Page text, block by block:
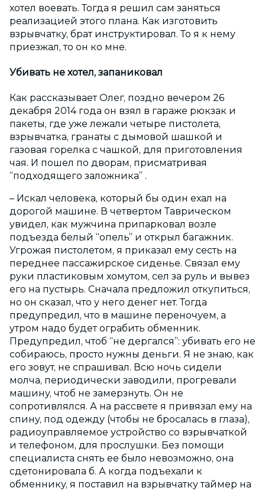
хотел воевать. Тогда я решил сам заняться
реализацией этого плана. Как изготовить
взрывчатку, брат инструктировал. То я к нему
приезжал, то он ко мне.
Убивать не хотел, запаниковал
Как рассказывает Олег, поздно вечером 26
декабря 2014 года он взял в гараже рюкзак и
пакеты, где уже лежали четыре пистолета,
взрывчатка, гранаты с дымовой шашкой и
газовая горелка с чашкой, для приготовления
чая. И пошел по дворам, присматривая
“подходящего заложника” .
– Искал человека, который бы один ехал на
дорогой машине. В четвертом Таврическом
увидел, как мужчина припарковал возле
подъезда белый “опель” и открыл багажник.
Угрожая пистолетом, я приказал ему сесть на
переднее пассажирское сиденье. Связал ему
руки пластиковым хомутом, сел за руль и вывез
его на пустырь. Сначала предложил откупиться,
но он сказал, что у него денег нет. Тогда
предупредил, что в машине переночуем, а
утром надо будет ограбить обменник.
Предупредил, чтоб “не дергался”: убивать его не
собираюсь, просто нужны деньги. Я не знаю, как
его зовут, не спрашивал. Всю ночь сидели
молча, периодически заводили, прогревали
машину, чтоб не замерзнуть. Он не
сопротивлялся. А на рассвете я привязал ему на
спину, под одежду (чтобы не бросалась в глаза),
радиоуправляемое устройство со взрывчаткой
и телефоном, для прослушки. Без помощи
специалиста снять ее было невозможно, она
сдетонировала б. А когда подъехали к
обменнику, я поставил на взрывчатку таймер на